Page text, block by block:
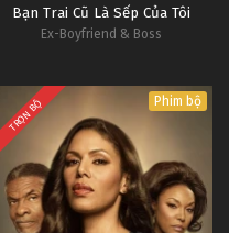
Bạn Trai Cũ Là Sếp Của Tôi
Ex-Boyfriend & Boss
TRỌN BỘ Phim bộ